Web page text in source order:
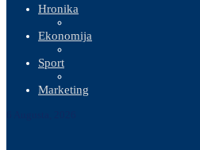
Hronika
Ekonomija
Sport
Marketing